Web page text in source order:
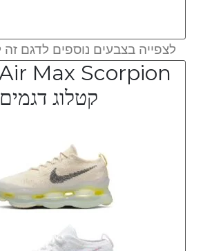
לצפייה בצבעים נוספים לדגם
קטלוג דגמים